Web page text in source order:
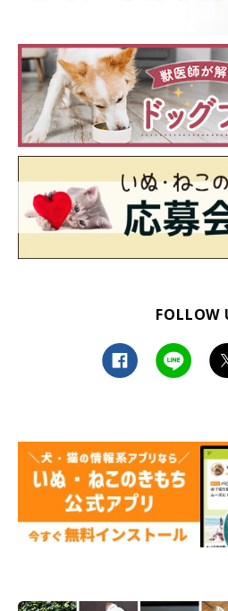
※写真はスマホアプリ「いぬ・ねこ
です。
※記事と写真に関連性はありません
FOLLOW